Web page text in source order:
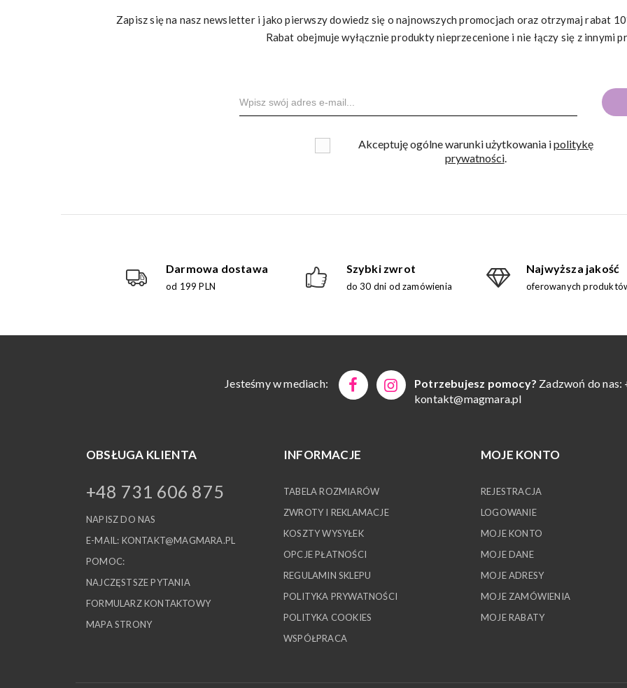
Zapisz się na nasz newsletter i jako pierwszy dowiedz się o najnowszych promocjach oraz otrzymaj rabat
Rabat obejmuje wyłącznie produkty nieprzecenione i nie łączy się z innymi
Akceptuję ogólne warunki użytkowania ipolitykę
prywatności.
Darmowa dostawa
od 199 PLN
Szybki zwrot
do 30 dni od zamówienia
Najwyższa jakość
oferowanych
Jesteśmy w mediach: Potrzebujesz pomocy? Zadzwoń do
kontakt@magmara.pl
OBSŁUGA KLIENTA
+48 731 606 875
NAPISZ DO NAS
E-MAIL: KONTAKT@MAGMARA.PL
POMOC:
NAJCZĘSTSZE PYTANIA
FORMULARZ KONTAKTOWY
MAPA STRONY
INFORMACJE
TABELA ROZMIARÓW
ZWROTY I REKLAMACJE
KOSZTY WYSYŁEK
OPCJE PŁATNOŚCI
REGULAMIN SKLEPU
POLITYKA PRYWATNOŚCI
POLITYKA COOKIES
WSPÓŁPRACA
MOJE KONTO
REJESTRACJA
LOGOWANIE
MOJE KONTO
MOJE DANE
MOJE ADRESY
MOJE ZAMÓWIENIA
MOJE RABATY